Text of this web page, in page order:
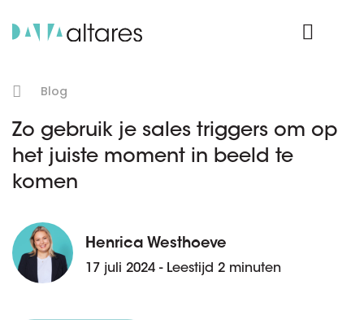
Blog
Zo gebruik je sales triggers om op
het juiste moment in beeld te
komen
Henrica Westhoeve
17 juli 2024 - Leestijd 2 minuten